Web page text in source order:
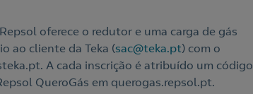
oferece o redutor e uma carga de gás
ao cliente da Teka (sac@teka.pt) com o
A cada inscrição é atribuído um código
QueroGás em querogas.repsol.pt.